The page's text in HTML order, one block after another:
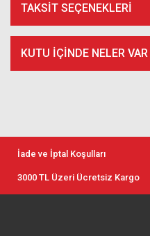
TAKSIT SEÇENEKLERI
KUTU İÇİNDE NELER VAR
İade ve İptal Koşulları
3000 TL Üzeri Ücretsiz Kargo